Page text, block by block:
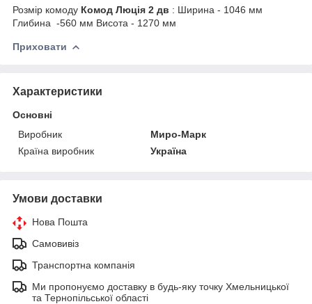
Розмір комоду Комод Люція 2 дв : Ширина - 1046 мм
Глибина -560 мм Висота - 1270 мм
Приховати
Характеристики
Основні
Виробник
Миро-Марк
Країна виробник
Україна
Умови доставки
Нова Пошта
Самовивіз
Транспортна компанія
Ми пропонуємо доставку в будь-яку точку Хмельницької
та Тернопільської області